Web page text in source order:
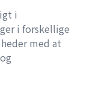
i
i forskellige
med at